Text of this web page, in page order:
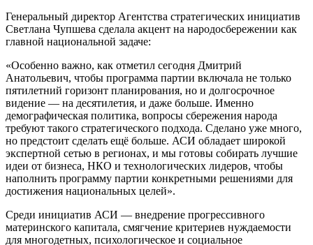
Генеральный директор Агентства стратегических инициатив
Светлана Чупшева сделала акцент на народосбережении как
главной национальной задаче:
«Особенно важно, как отметил сегодня Дмитрий
Анатольевич, чтобы программа партии включала не только
пятилетний горизонт планирования, но и долгосрочное
видение — на десятилетия, и даже больше. Именно
демографическая политика, вопросы сбережения народа
требуют такого стратегического подхода. Сделано уже много,
но предстоит сделать ещё больше. АСИ обладает широкой
экспертной сетью в регионах, и мы готовы собирать лучшие
идеи от бизнеса, НКО и технологических лидеров, чтобы
наполнить программу партии конкретными решениями для
достижения национальных целей».
Среди инициатив АСИ — внедрение прогрессивного
материнского капитала, смягчение критериев нуждаемости
для многодетных, психологическое и социальное